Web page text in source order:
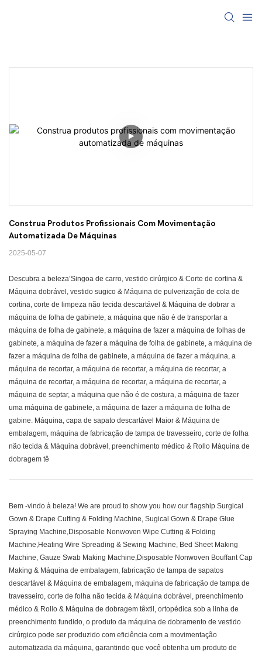
Construa Produtos Profissionais Com Movimentação
Automatizada De Máquinas
2025-05-07
Descubra a beleza’Singoa de carro, vestido cirúrgico & Corte de cortina &
Máquina dobrável, vestido sugico & Máquina de pulverização de cola de
cortina, corte de limpeza não tecida descartável & Máquina de dobrar a
máquina de folha de gabinete, a máquina que não é de transportar a
máquina de folha de gabinete, a máquina de fazer a máquina de folhas de
gabinete, a máquina de fazer a máquina de folha de gabinete, a máquina de
fazer a máquina de folha de gabinete, a máquina de fazer a máquina, a
máquina de recortar, a máquina de recortar, a máquina de recortar, a
máquina de recortar, a máquina de recortar, a máquina de recortar, a
máquina de septar, a máquina que não é de costura, a máquina de fazer
uma máquina de gabinete, a máquina de fazer a máquina de folha de
gabine. Máquina, capa de sapato descartável Maior & Máquina de
embalagem, máquina de fabricação de tampa de travesseiro, corte de folha
não tecida & Máquina dobrável, preenchimento médico & Rollo Máquina de
dobragem tê
Bem -vindo à beleza! We are proud to show you how our flagship Surgical
Gown & Drape Cutting & Folding Machine, Sugical Gown & Drape Glue
Spraying Machine,Disposable Nonwoven Wipe Cutting & Folding
Machine,Heating Wire Spreading & Sewing Machine, Bed Sheet Making
Machine, Gauze Swab Making Machine,Disposable Nonwoven Bouffant Cap
Making & Máquina de embalagem, fabricação de tampa de sapatos
descartável & Máquina de embalagem, máquina de fabricação de tampa de
travesseiro, corte de folha não tecida & Máquina dobrável, preenchimento
médico & Rollo & Máquina de dobragem têxtil, ortopédica sob a linha de
preenchimento fundido, o produto da máquina de dobramento de vestido
cirúrgico pode ser produzido com eficiência com a movimentação
automatizada da máquina, garantindo que você obtenha um produto de